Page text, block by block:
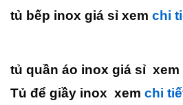
tủ bếp inox giá sỉ xem chi
tủ quần áo inox giá sỉ xem
Tủ để giầy inox xem chi